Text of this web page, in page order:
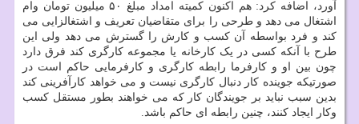
آورد، اضافه کرد: هم اکنون کمیته امداد مبلغ ۵۰ میلیون تومان وام
اشتغال می دهد و طرحی را برای متقاضیان تعریف و اشتغالزایی می
کند و فرد بواسطه آن کسب و کارش را گسترش می دهد ولی این
طرح با آنکه کسی در یک کارخانه یا مجموعه کارگری کند فرق دارد
چون بین او و کارفرما رابطه کارگری و کارفرمایی حاکم است در
صورتیکه جوینده کار دنبال کارگری نیست و می خواهد کارآفرینی کند
بدین سبب نباید بر جویندگان کار که می خواهند بطور مستقل کسب
وکار ایجاد کنند، چنین رابطه ای حاکم باشد.